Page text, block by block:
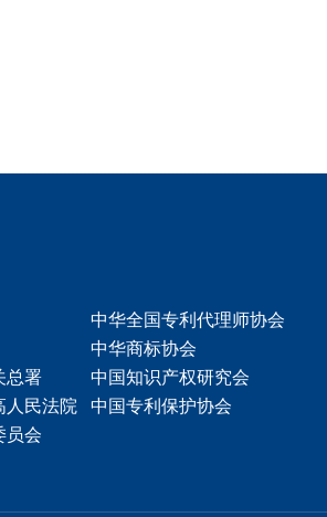
中华全国专利代理师协会
中华商标协会
总署
中国知识产权研究会
人民法院
中国专利保护协会
员会